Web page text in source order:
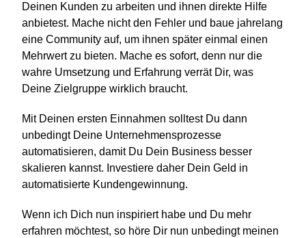
Deinen Kunden zu arbeiten und ihnen direkte Hilfe
anbietest. Mache nicht den Fehler und baue jahrelang
eine Community auf, um ihnen später einmal einen
Mehrwert zu bieten. Mache es sofort, denn nur die
wahre Umsetzung und Erfahrung verrät Dir, was
Deine Zielgruppe wirklich braucht.
Mit Deinen ersten Einnahmen solltest Du dann
unbedingt Deine Unternehmensprozesse
automatisieren, damit Du Dein Business besser
skalieren kannst. Investiere daher Dein Geld in
automatisierte Kundengewinnung.
Wenn ich Dich nun inspiriert habe und Du mehr
erfahren möchtest, so höre Dir nun unbedingt meinen